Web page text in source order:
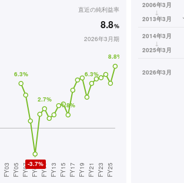
直近の純利益率
8.8%
2026年3月期
2006年3月
↓
2013年3月
2014年3月
↓
2025年3月
2026年3月